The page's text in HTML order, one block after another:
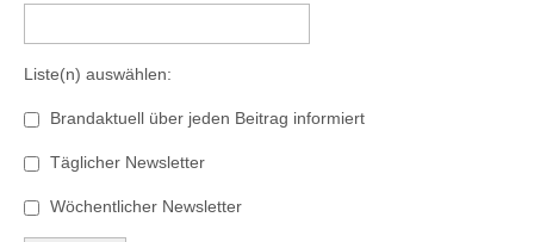
Liste(n) auswählen:
Brandaktuell über jeden Beitrag informiert
Täglicher Newsletter
Wöchentlicher Newsletter